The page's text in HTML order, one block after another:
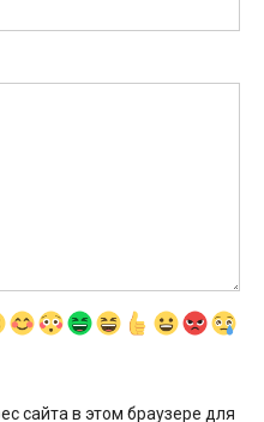
сайта в этом браузере для